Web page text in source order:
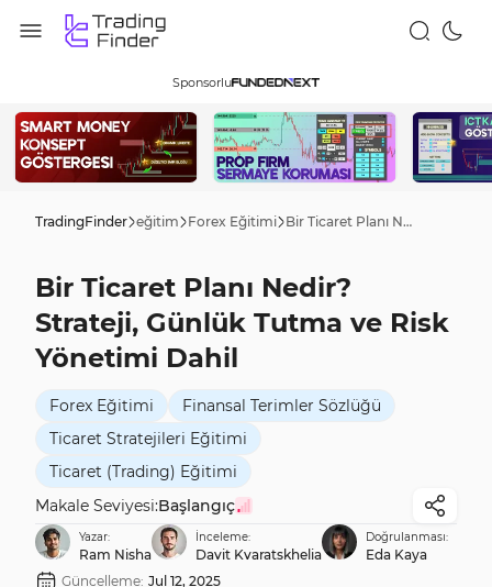
Sponsorlu
TradingFinder eğitim Forex Eğitimi Bir Ticaret Planı Nedir? Strateji, Günlük Tutma ve Risk Yönetimi Dahil
Bir Ticaret Planı Nedir?
Strateji, Günlük Tutma ve Risk
Yönetimi Dahil
Forex Eğitimi
Finansal Terimler Sözlüğü
Ticaret Stratejileri Eğitimi
Ticaret (Trading) Eğitimi
Makale Seviyesi:Başlangıç
Yazar:
Ram Nisha
İnceleme:
Davit Kvaratskhelia
Doğrulanması:
Eda Kaya
Güncelleme: Jul 12, 2025